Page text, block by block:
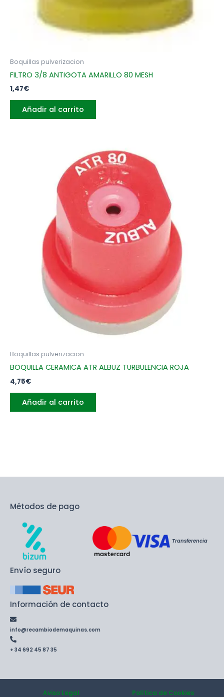
Boquillas pulverizacion
FILTRO 3/8 ANTIGOTA AMARILLO 80 MESH
1,47€
Añadir al carrito
Boquillas pulverizacion
BOQUILLA CERAMICA ATR ALBUZ TURBULENCIA ROJA
4,75€
Añadir al carrito
Métodos de pago
Transferencia
Envío seguro
Información de contacto
info@recambiodemaquinas.com
+ 34 692 45 87 35
Aviso Legal
Política de Cookies